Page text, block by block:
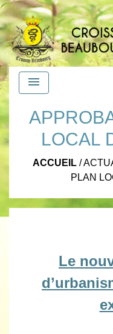
menu
LOCAL
ACCUEIL /
PLAN
Le